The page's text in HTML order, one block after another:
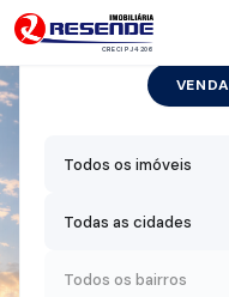
CRECI PJ 4206
VENDA
Todos os imóveis
Todas as cidades
Todos os bairros